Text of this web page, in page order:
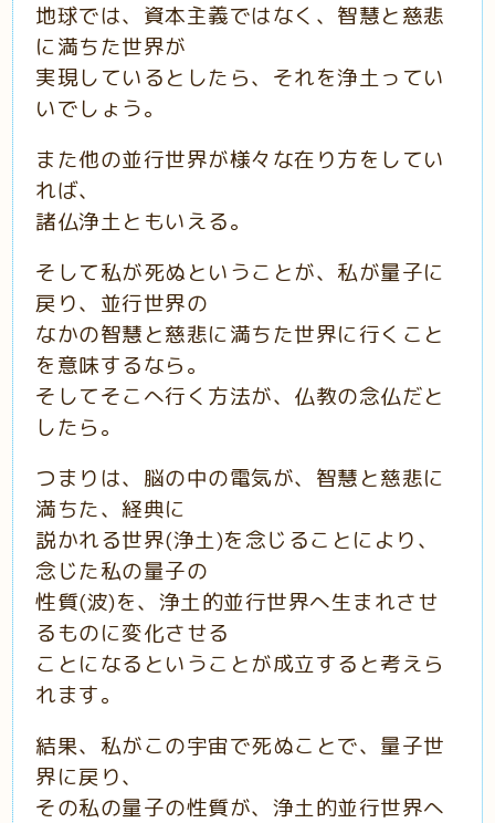
地球では、資本主義ではなく、智慧と慈悲
に満ちた世界が
実現しているとしたら、それを浄土ってい
いでしょう。
また他の並行世界が様々な在り方をしてい
れば、
諸仏浄土ともいえる。
そして私が死ぬということが、私が量子に
戻り、並行世界の
なかの智慧と慈悲に満ちた世界に行くこと
を意味するなら。
そしてそこへ行く方法が、仏教の念仏だと
したら。
つまりは、脳の中の電気が、智慧と慈悲に
満ちた、経典に
説かれる世界(浄土)を念じることにより、
念じた私の量子の
性質(波)を、浄土的並行世界へ生まれさせ
るものに変化させる
ことになるということが成立すると考えら
れます。
結果、私がこの宇宙で死ぬことで、量子世
界に戻り、
その私の量子の性質が、浄土的並行世界へ